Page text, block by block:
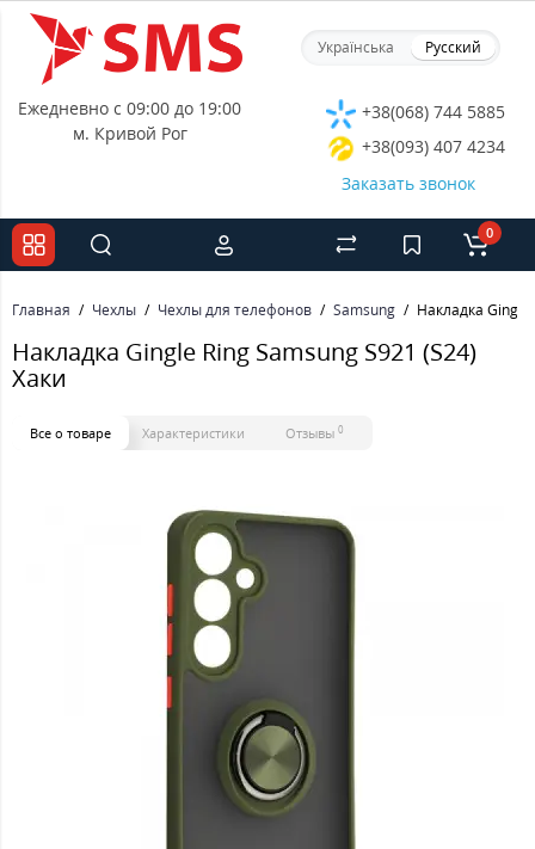
Українська Русский
Ежедневно с 09:00 до 19:00
м. Кривой Рог
+38(068) 744 5885
+38(093) 407 4234
Заказать звонок
0
Главная Чехлы Чехлы для телефонов Samsung Накладка Gingle
Накладка Gingle Ring Samsung S921 (S24)
Хаки
Все о товаре Характеристики Отзывы 0